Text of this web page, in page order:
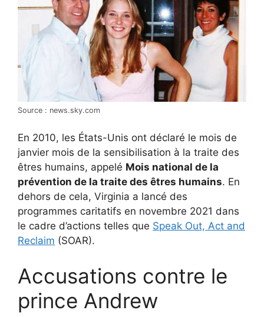
Source : news.sky.com
En 2010, les États-Unis ont déclaré le mois de
janvier mois de la sensibilisation à la traite des
êtres humains, appelé Mois national de la
prévention de la traite des êtres humains. En
dehors de cela, Virginia a lancé des
programmes caritatifs en novembre 2021 dans
le cadre d’actions telles que Speak Out, Act and
Reclaim (SOAR).
Accusations contre le
prince Andrew